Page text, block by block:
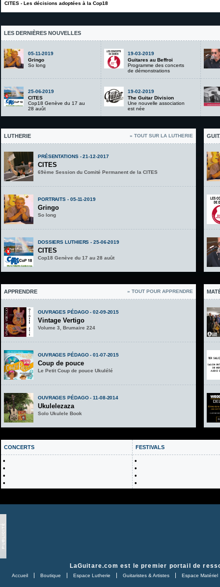
CITES - Les décisions adoptées à la Cop18
LES DERNIÈRES NOUVELLES
05-11-2019
Gringo
So long
25-06-2019
CITES
Cop18 Genève du 17 au
28 auût
19-03-2019
Guitares au Beffroi
Programme des concerts
de démonstrations
19-02-2019
The Guitar Division
Une nouvelle association
est née
LUTHERIE » TOUT SUR LA LUTHERIE
PRÉSENTATIONS - 21-12-2017
CITES
69ème Session du Comité Permanent de la CITES
PORTRAITS - 05-11-2019
Gringo
So long
DOSSIERS LUTHIERS - 25-06-2019
CITES
Cop18 Genève du 17 au 28 auût
APPRENDRE » TOUT POUR APPRENDRE
OUVRAGES PÉDAGO - 02-09-2015
Vintage Vertigo
Volume 3, Brumaire 224
OUVRAGES PÉDAGO - 01-07-2015
Coup de pouce
Le Petit Coup de pouce Ukulélé
OUVRAGES PÉDAGO - 11-08-2014
Ukulelezaza
Solo Ukulele Book
CONCERTS
•
•
•
•
FESTIVALS
•
•
•
•
LaGuitare.com est le premier portail de
Accueil Boutique Espace Lutherie Guitaristes & Artistes Espace Matériel